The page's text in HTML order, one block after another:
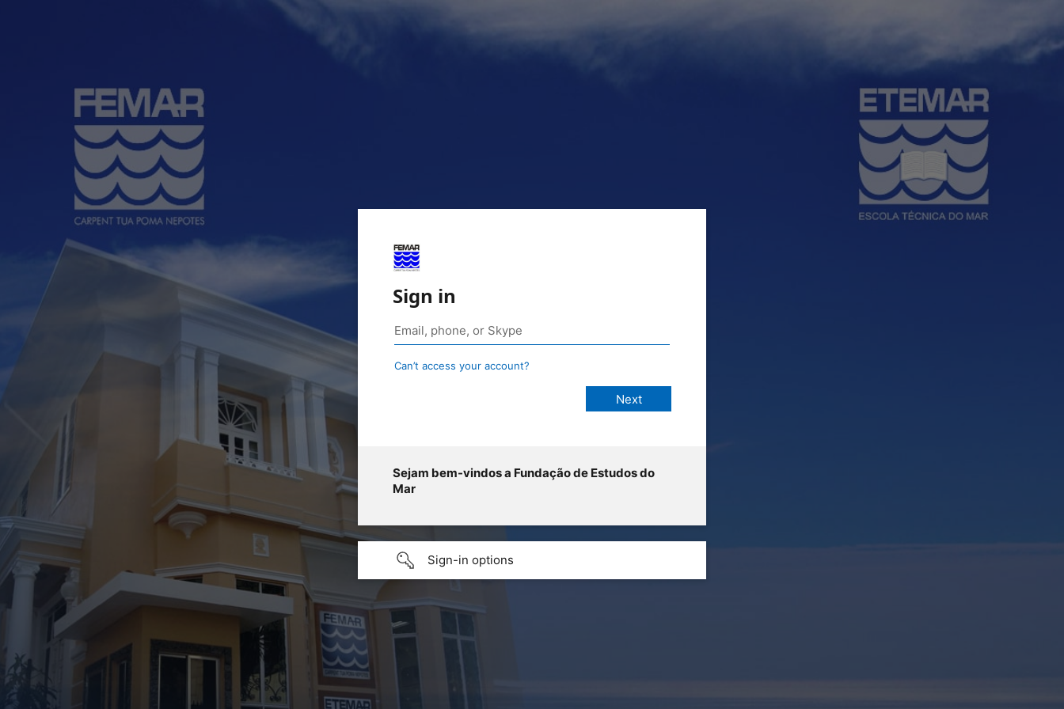
Sign in
Can’t access your account?
Sejam bem-vindos a Fundação de Estudos do
Mar
Sign-in options